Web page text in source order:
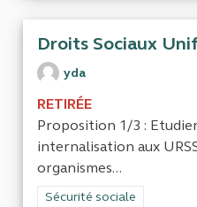
Droits Sociaux
yda
RETIRÉE
Proposition 1/3 :
internalisation aux
organismes...
Filtrer les résultats de la
Sécurité sociale